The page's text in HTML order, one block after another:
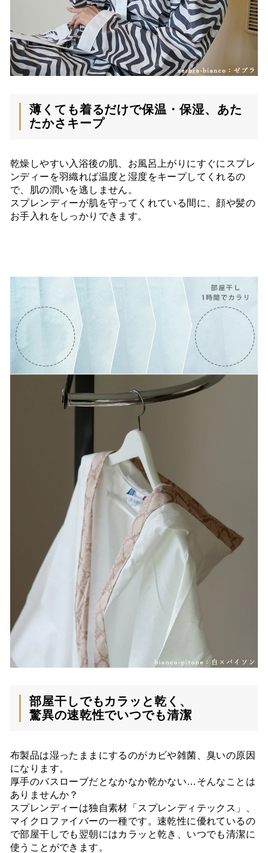
薄くても着るだけで保温・保湿、あた
たかさキープ
乾燥しやすい入浴後の肌、お風呂上がりにすぐにスプレ
ンディーを羽織れば温度と湿度をキープしてくれるの
で、肌の潤いを逃しません。
スプレンディーが肌を守ってくれている間に、顔や髪の
お手入れをしっかりできます。
部屋干しでもカラッと乾く、
驚異の速乾性でいつでも清潔
布製品は湿ったままにするのがカビや雑菌、臭いの原因
になります。
厚手のバスローブだとなかなか乾かない…そんなことは
ありませんか？
スプレンディーは独自素材「スプレンディテックス」、
マイクロファイバーの一種です。速乾性に優れているの
で部屋干しでも翌朝にはカラッと乾き、いつでも清潔に
使うことができます。